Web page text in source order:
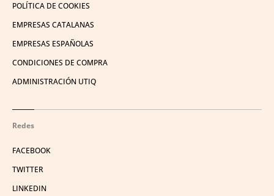
POLÍTICA DE COOKIES
EMPRESAS CATALANAS
EMPRESAS ESPAÑOLAS
CONDICIONES DE COMPRA
ADMINISTRACIÓN UTIQ
Redes
FACEBOOK
TWITTER
LINKEDIN